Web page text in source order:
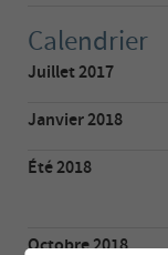
Calendrier
Juillet 2017
Janvier 2018
Été 2018
Octobre 2018